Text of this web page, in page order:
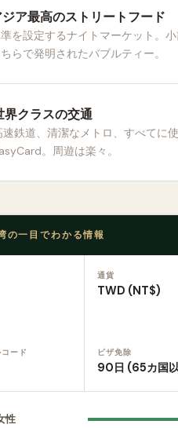
ジア最高のストリートフード
を設定するナイトマーケット。小
らで発明されたバブルティー。
界クラスの交通
速鉄道、清潔なメトロ、すべてに使
。周遊は楽々。
の一目でわかる情報
通貨
TWD (NT$)
ード ビザ免除
90日 (65カ国以
性